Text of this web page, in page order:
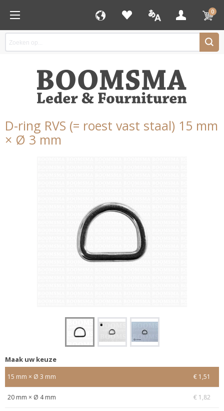
0
D-ring RVS (= roest vast staal) 15 mm
× Ø 3 mm
Maak uw keuze
15 mm × Ø 3 mm € 1,51
20 mm × Ø 4 mm € 1,82